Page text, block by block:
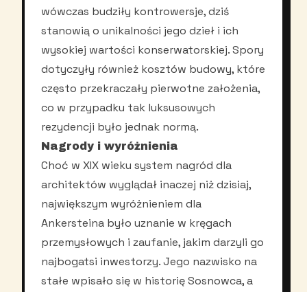
wówczas budziły kontrowersje, dziś
stanowią o unikalności jego dzieł i ich
wysokiej wartości konserwatorskiej. Spory
dotyczyły również kosztów budowy, które
często przekraczały pierwotne założenia,
co w przypadku tak luksusowych
rezydencji było jednak normą.
Nagrody i wyróżnienia
Choć w XIX wieku system nagród dla
architektów wyglądał inaczej niż dzisiaj,
największym wyróżnieniem dla
Ankersteina było uznanie w kręgach
przemysłowych i zaufanie, jakim darzyli go
najbogatsi inwestorzy. Jego nazwisko na
stałe wpisało się w historię Sosnowca, a